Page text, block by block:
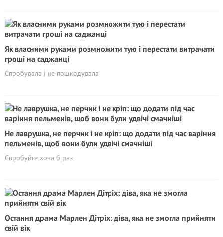
Як власними руками розмножити тую і перестати витрачати
гроші на саджанці
Спробувала і не пошкодувала
Не лаврушка, не перчик і не кріп: що додати під час варіння
пельменів, щоб вони були удвічі смачніші
Спробуйте хоча б раз
Остання драма Марлен Дітріх: діва, яка не змогла прийняти
свій вік